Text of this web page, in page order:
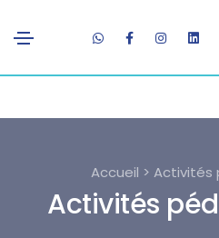
Accueil >
Activités